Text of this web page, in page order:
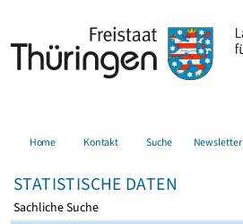
Home Kontakt Suche Newsletter
STATISTISCHE DATEN
Sachliche Suche